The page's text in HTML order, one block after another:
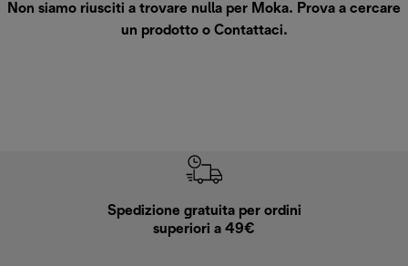
Non siamo riusciti a trovare nulla per Moka. Prova a cercare
un prodotto o Contattaci.
Spedizione gratuita per ordini
superiori a 49€